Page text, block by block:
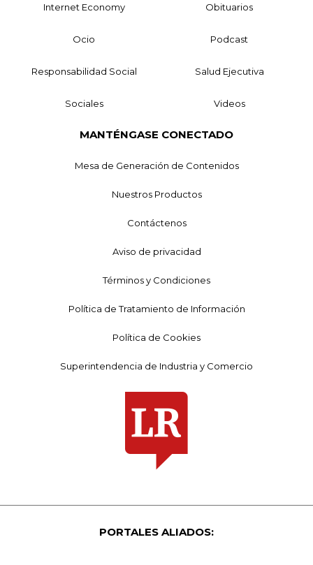
Internet Economy Obituarios
Ocio Podcast
Responsabilidad Social Salud Ejecutiva
Sociales Videos
MANTÉNGASE CONECTADO
Mesa de Generación de Contenidos
Nuestros Productos
Contáctenos
Aviso de privacidad
Términos y Condiciones
Política de Tratamiento de Información
Política de Cookies
Superintendencia de Industria y Comercio
PORTALES ALIADOS: